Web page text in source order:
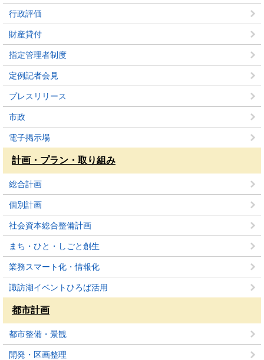
行政評価
財産貸付
指定管理者制度
定例記者会見
プレスリリース
市政
電子掲示場
計画・プラン・取り組み
総合計画
個別計画
社会資本総合整備計画
まち・ひと・しごと創生
業務スマート化・情報化
諏訪湖イベントひろば活用
都市計画
都市整備・景観
開発・区画整理